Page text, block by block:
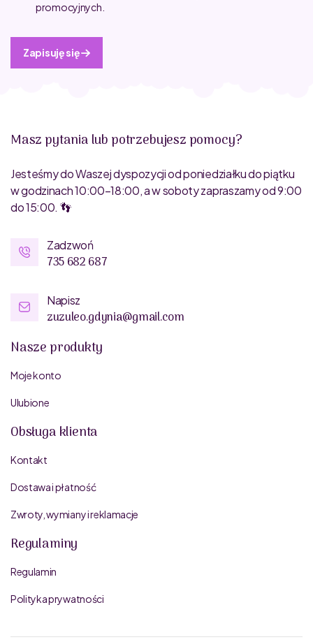
promocyjnych.
Zapisuję się
Masz pytania lub potrzebujesz pomocy?
Jesteśmy do Waszej dyspozycji od poniedziałku do piątku
w godzinach 10:00–18:00, a w soboty zapraszamy od 9:00
do 15:00. 👣
Zadzwoń
735 682 687
Napisz
zuzuleo.gdynia@gmail.com
Nasze produkty
Moje konto
Ulubione
Obsługa klienta
Kontakt
Dostawa i płatność
Zwroty, wymiany i reklamacje
Regulaminy
Regulamin
Polityka prywatności